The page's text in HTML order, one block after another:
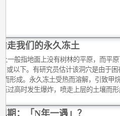
走我们的永久冻土
一般指地面上没有树林的平原，而平
或以下。有研究员估计该洞穴是由于
而形成。永久冻土受热而溶解，引致甲
过高时发生爆炸，喷走上层的土壤而形
期：「N年一遇」？